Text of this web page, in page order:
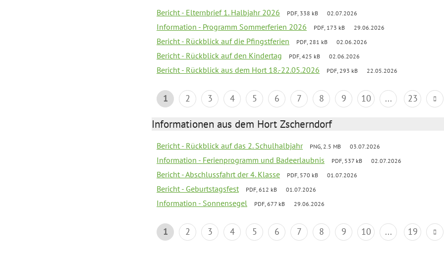
Bericht - Elternbrief 1. Halbjahr 2026 PDF, 338 kB 02.07.2026
Information - Programm Sommerferien 2026 PDF, 173 kB 29.06.2026
Bericht - Rückblick auf die Pfingstferien PDF, 281 kB 02.06.2026
Bericht - Rückblick auf den Kindertag PDF, 425 kB 02.06.2026
Bericht - Rückblick aus dem Hort 18.-22.05.2026 PDF, 293 kB 22.05.2026
1 2 3 4 5 6 7 8 9 10 ... 23
Informationen aus dem Hort Zscherndorf
Bericht - Rückblick auf das 2. Schulhalbjahr PNG, 2.5 MB 03.07.2026
Information - Ferienprogramm und Badeerlaubnis PDF, 537 kB 02.07.2026
Bericht - Abschlussfahrt der 4. Klasse PDF, 570 kB 01.07.2026
Bericht - Geburtstagsfest PDF, 612 kB 01.07.2026
Information - Sonnensegel PDF, 677 kB 29.06.2026
1 2 3 4 5 6 7 8 9 10 ... 19